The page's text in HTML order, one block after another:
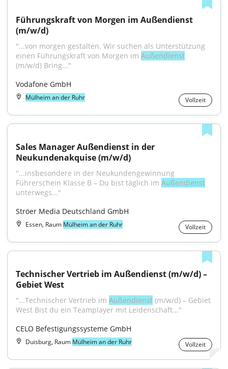
Führungskraft von Morgen im Außendienst
(m/w/d)
"...von morgen gestalten. Wir suchen als Unterstützung
einen Führungskraft von Morgen im Außendienst
(m/w/d) Bring..."
Vodafone GmbH
Mülheim an der Ruhr Vollzeit
Sales Manager Außendienst in der
Neukundenakquise (m/w/d)
"...insbesondere in der Neukundengewinnung
Führerschein Klasse B – Du bist täglich im Außendienst
unterwegs..."
Ströer Media Deutschland GmbH
Essen, Raum Mülheim an der Ruhr Vollzeit
Technischer Vertrieb im Außendienst (m/w/d) –
Gebiet West
"...Technischer Vertrieb im Außendienst (m/w/d) – Gebiet
West Bist du ein Teamplayer mit Leidenschaft..."
CELO Befestigungssysteme GmbH
Duisburg, Raum Mülheim an der Ruhr Vollzeit